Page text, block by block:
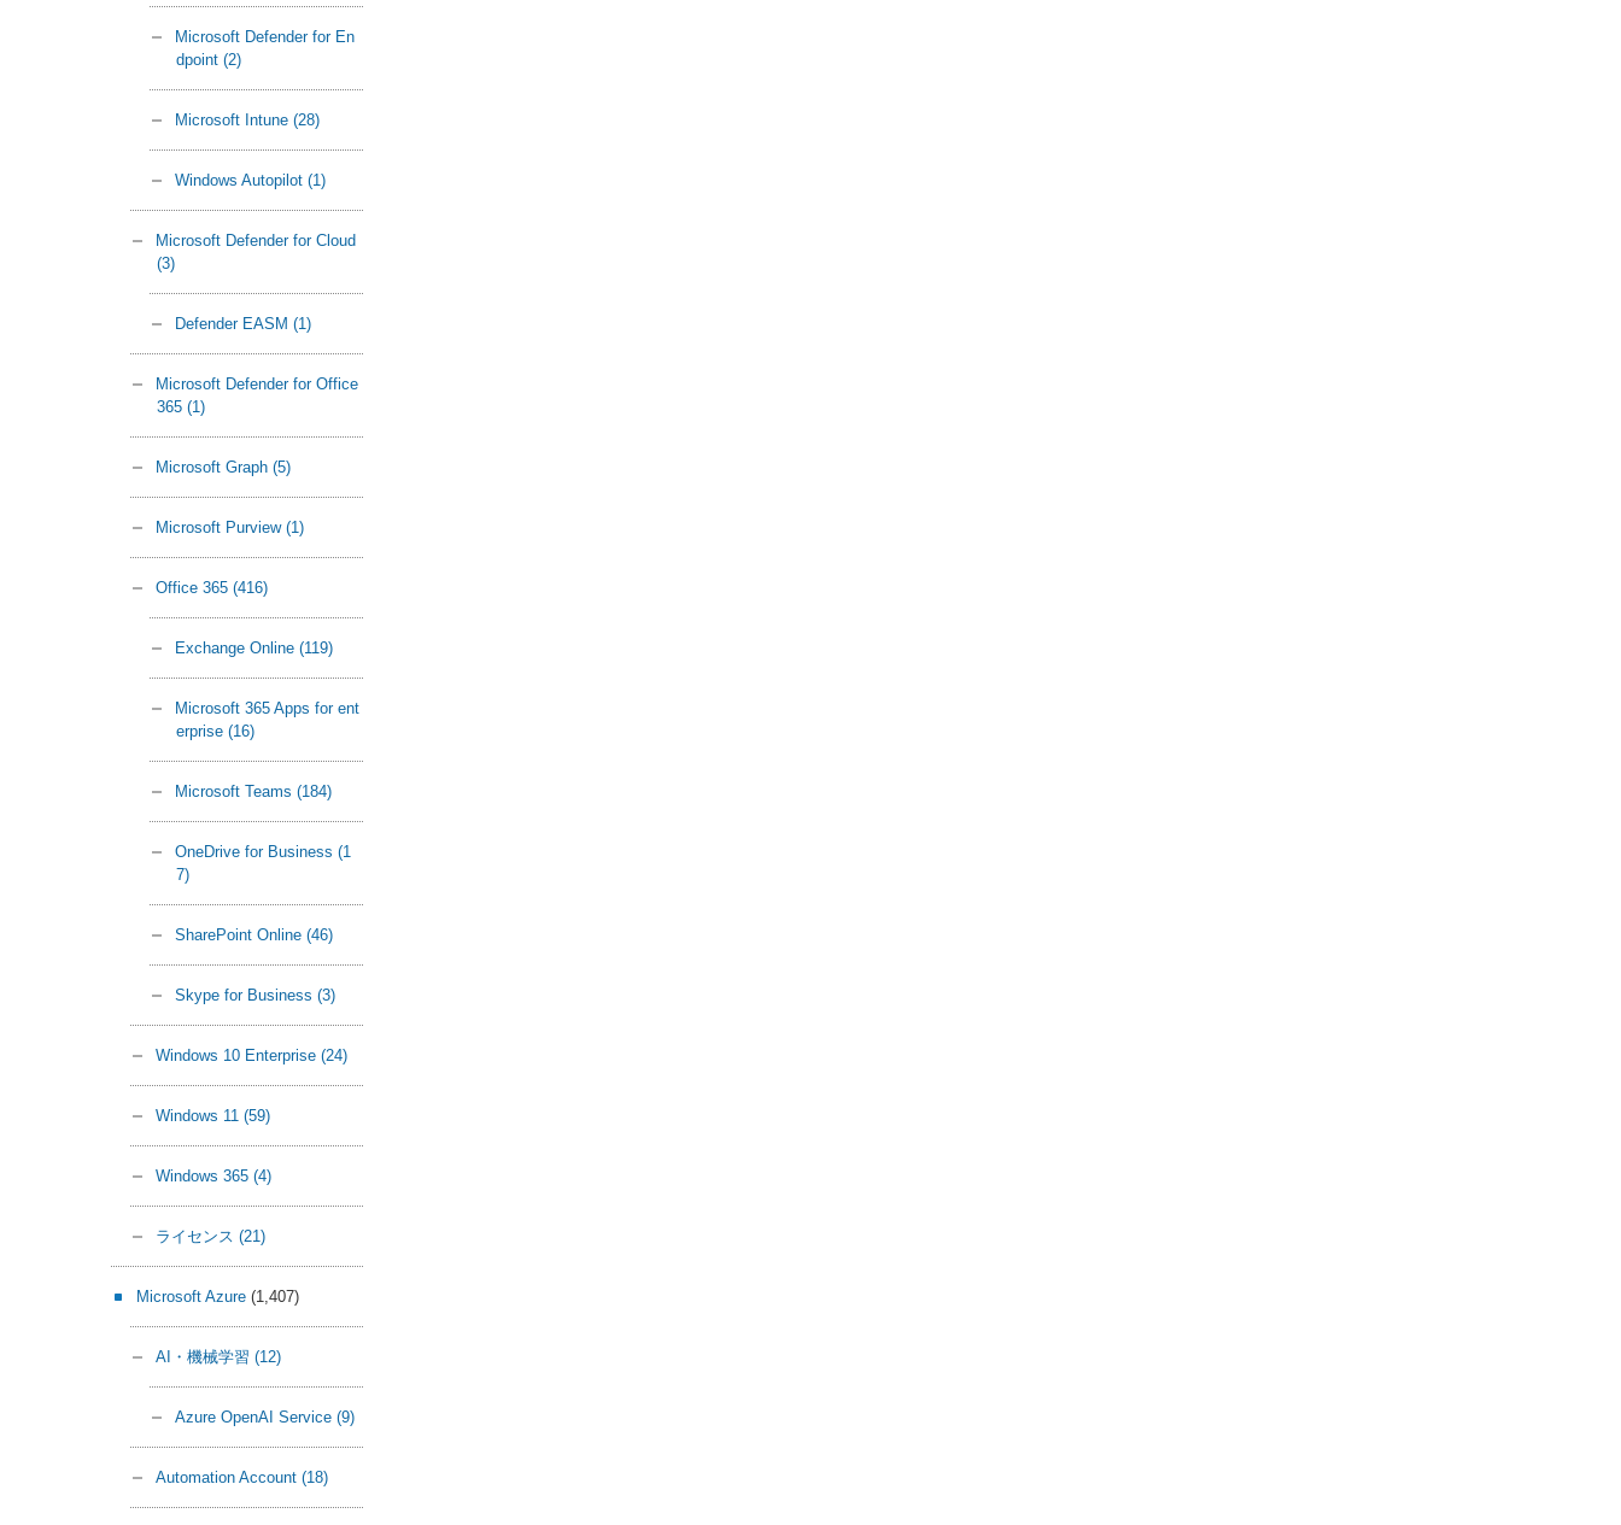
Microsoft Defender for En
dpoint (2)
Microsoft Intune (28)
Windows Autopilot (1)
Microsoft Defender for Cloud
(3)
Defender EASM (1)
Microsoft Defender for Office
365 (1)
Microsoft Graph (5)
Microsoft Purview (1)
Office 365 (416)
Exchange Online (119)
Microsoft 365 Apps for ent
erprise (16)
Microsoft Teams (184)
OneDrive for Business (1
7)
SharePoint Online (46)
Skype for Business (3)
Windows 10 Enterprise (24)
Windows 11 (59)
Windows 365 (4)
ライセンス (21)
Microsoft Azure (1,407)
AI・機械学習 (12)
Azure OpenAI Service (9)
Automation Account (18)